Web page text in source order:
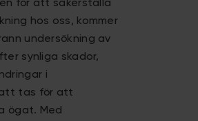
för att säkerställa
hos oss, kommer
undersökning av
synliga skador,
i
att tas för att
ögat. Med